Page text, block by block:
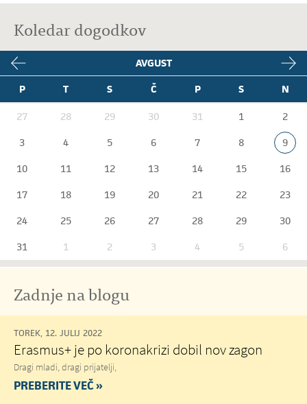
Koledar dogodkov
AVGUST
P
T S Č P S N
27 28 29 30 31 1
2
3
4 5 6 7 8
9
10
11 12 13 14 15
16
17
18 19 20 21 22
23
24
25 26 27 28 29
30
31
1 2 3 4 5 6
Zadnje na blogu
TOREK, 12. JULIJ 2022
Erasmus+ je po koronakrizi dobil nov zagon
Dragi mladi, dragi prijatelji,
PREBERITE VEČ »